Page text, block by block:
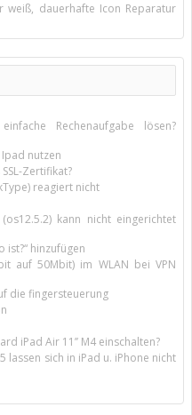
dauerhafte Icon Reparatur
Rechenaufgabe lösen?
nutzen
Zertifikat?
reagiert nicht
kann nicht eingerichtet
ist?“ hinzufügen
auf 50Mbit) im WLAN bei VPN
die fingersteuerung
iPad Air 11’’ M4 einschalten?
lassen sich in iPad u. iPhone nicht